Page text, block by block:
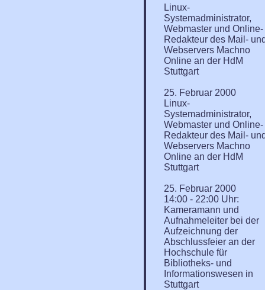
Linux-
Systemadministrator,
Webmaster und Online-
Redakteur des Mail-
Webservers Machno
Online an der HdM
Stuttgart
25. Februar 2000
Linux-
Systemadministrator,
Webmaster und Online-
Redakteur des Mail-
Webservers Machno
Online an der HdM
Stuttgart
25. Februar 2000
14:00 - 22:00 Uhr:
Kameramann und
Aufnahmeleiter bei der
Aufzeichnung der
Abschlussfeier an der
Hochschule für
Bibliotheks- und
Informationswesen in
Stuttgart